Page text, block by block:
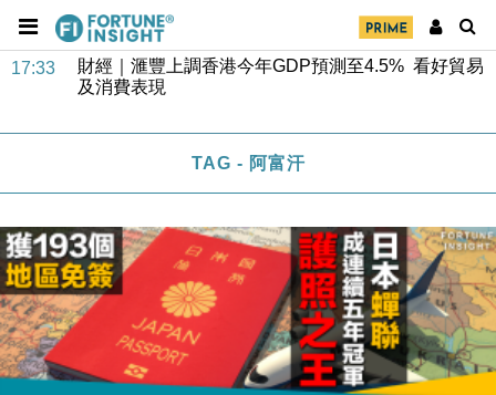
17:33
財經｜滙豐上調香港今年GDP預測至4.5% 看好貿易
及消費表現
16:47
本地｜假冒內地執法人員要求交「保證金」 43歲女子
損失近6900萬元
16:05
財經｜日經失守6.5萬點後回穩 全周仍升近2%
15:11
財經｜韓股反覆波動收跌 連挫7周創逾3年最長跌勢
13:44
財經｜內地7月美元計價出口增近24%勝預期 貿易順
差達1125億美元
12:44
財經｜日本春季三度入市撐日圓 4月單日斥6.28萬億
日圓干預創新高
TAG - 阿富汗